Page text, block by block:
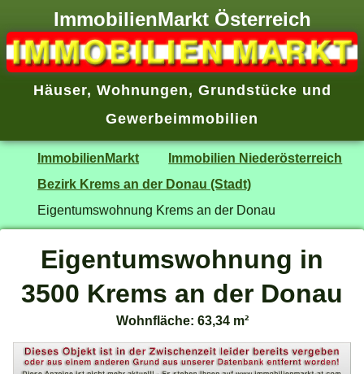
ImmobilienMarkt Österreich
Häuser, Wohnungen, Grundstücke und
Gewerbeimmobilien
ImmobilienMarkt
Immobilien Niederösterreich
Bezirk Krems an der Donau (Stadt)
Eigentumswohnung Krems an der Donau
Eigentumswohnung in
3500 Krems an der Donau
Wohnfläche: 63,34 m²